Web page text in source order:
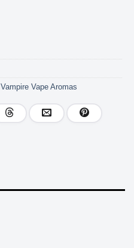
Vampire Vape Aromas